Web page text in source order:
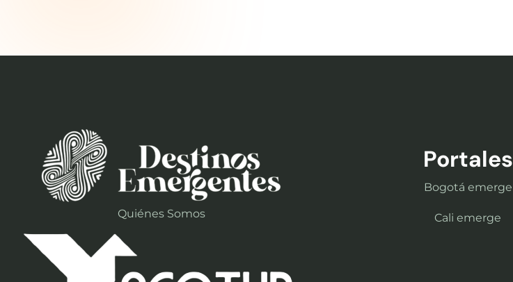
Quiénes Somos
Portales
Bogotá emerge
Cali emerge